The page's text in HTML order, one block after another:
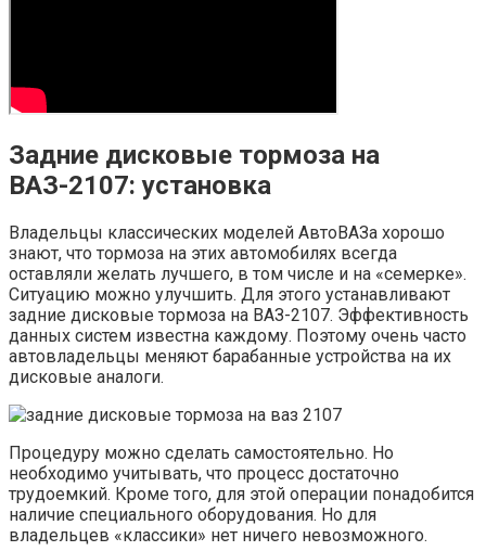
Задние дисковые тормоза на
ВАЗ-2107: установка
Владельцы классических моделей АвтоВАЗа хорошо
знают, что тормоза на этих автомобилях всегда
оставляли желать лучшего, в том числе и на «семерке».
Ситуацию можно улучшить. Для этого устанавливают
задние дисковые тормоза на ВАЗ-2107. Эффективность
данных систем известна каждому. Поэтому очень часто
автовладельцы меняют барабанные устройства на их
дисковые аналоги.
Процедуру можно сделать самостоятельно. Но
необходимо учитывать, что процесс достаточно
трудоемкий. Кроме того, для этой операции понадобится
наличие специального оборудования. Но для
владельцев «классики» нет ничего невозможного.